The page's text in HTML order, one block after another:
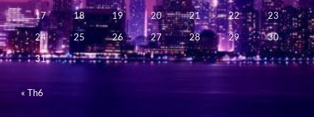
17 18 19 20 21 22 23
24 25 26 27 28 29 30
31
« Th6